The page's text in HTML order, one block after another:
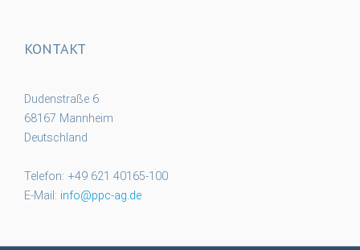
KONTAKT
Dudenstraße 6
68167 Mannheim
Deutschland
Telefon: +49 621 40165-100
E-Mail: info@ppc-ag.de